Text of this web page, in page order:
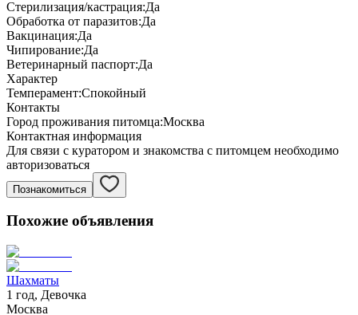
Стерилизация/кастрация:Да
Обработка от паразитов:Да
Вакцинация:Да
Чипирование:Да
Ветеринарный паспорт:Да
Характер
Темперамент:Спокойный
Контакты
Город проживания питомца:Москва
Контактная информация
Для связи с куратором и знакомства с питомцем необходимо
авторизоваться
Познакомиться
Похожие объявления
Шахматы
1 год, Девочка
Москва